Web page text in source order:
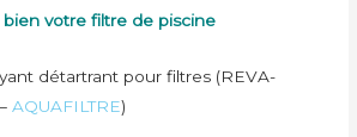
votre filtre de piscine
détartrant pour filtres (REVA-
AQUAFILTRE)